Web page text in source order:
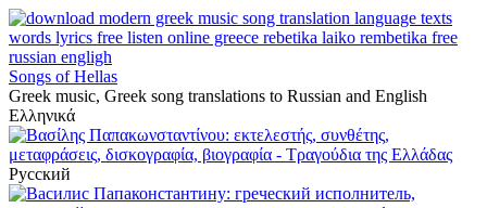
Songs of Hellas
Greek music, Greek song translations to Russian and English
Ελληνικά
Русский